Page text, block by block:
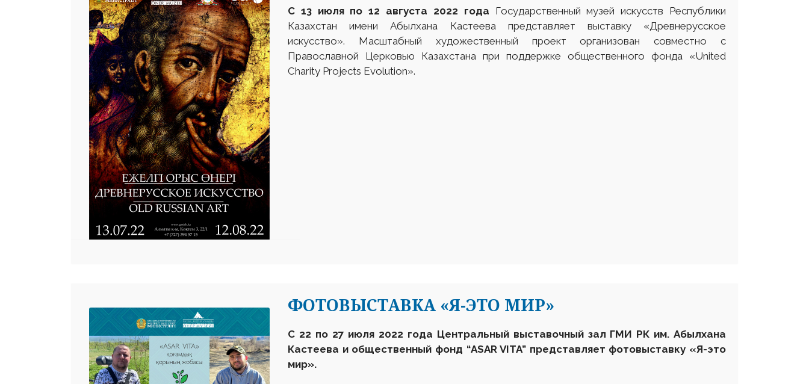
С 13июля по 12 августа 2022 года Государственный музей искусств Республики
Казахстан имени Абылхана Кастеева представляет выставку «Древнерусское
искусство». Масштабный художественный проект организован совместно с
Православной Церковью Казахстана при поддержке общественного фонда «United
Charity Projects Evolution».
ФОТОВЫСТАВКА «Я-ЭТО МИР»
С 22 по 27 июля 2022 года Центральный выставочный зал ГМИ РК им. Абылхана
Кастеева и общественный фонд “ASAR VITA” представляет фотовыставку «Я-это
мир».